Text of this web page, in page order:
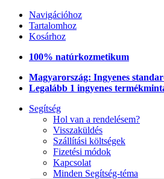
Navigációhoz
Tartalomhoz
Kosárhoz
100% natúrkozmetikum
Magyarország: Ingyenes
Legalább 1 ingyenes
Segítség
Hol van a rendelésem?
Visszaküldés
Szállítási költségek
Fizetési módok
Kapcsolat
Minden Segítség-téma